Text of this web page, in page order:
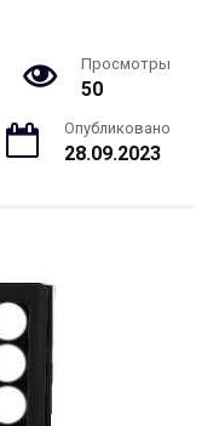
Просмотры
50
Опубликовано
28.09.2023